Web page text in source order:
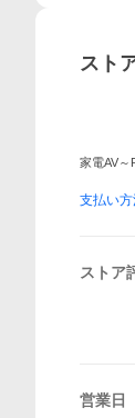
スト
家電AV～
支払い
ストア
営業日